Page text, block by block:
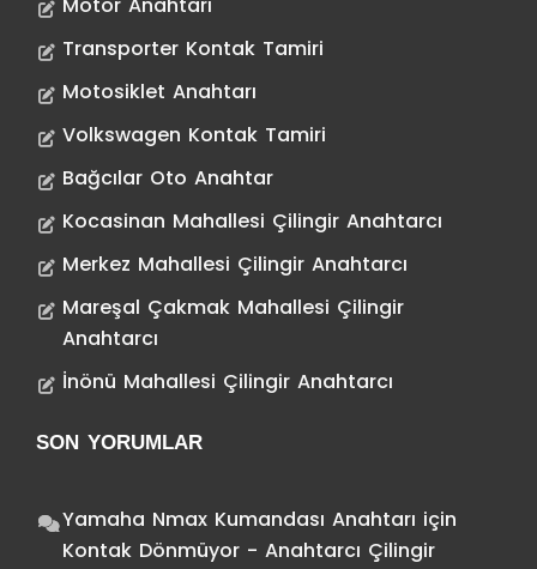
Transporter Kontak Tamiri
Motosiklet Anahtarı
Volkswagen Kontak Tamiri
Bağcılar Oto Anahtar
Kocasinan Mahallesi Çilingir Anahtarcı
Merkez Mahallesi Çilingir Anahtarcı
Mareşal Çakmak Mahallesi Çilingir
Anahtarcı
İnönü Mahallesi Çilingir Anahtarcı
SON YORUMLAR
Yamaha Nmax Kumandası Anahtarı için
Kontak Dönmüyor - Anahtarcı Çilingir